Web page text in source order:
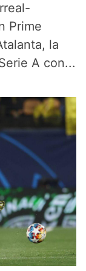
Prime
la
A con...